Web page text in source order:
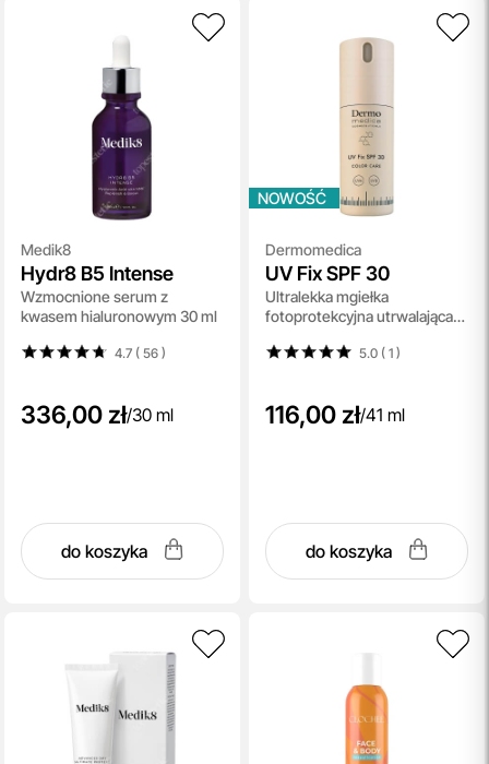
Medik8
Hydr8 B5 Intense
Wzmocnione serum z
kwasem hialuronowym 30 ml
4.7 ( 56)
336,00 zł/30 ml
do koszyka
NOWOŚĆ
Dermomedica
UV Fix SPF 30
Ultralekka mgiełka
fotoprotekcyjna utrwalająca
5.0 ( 1)
116,00 zł/41 ml
do koszyka